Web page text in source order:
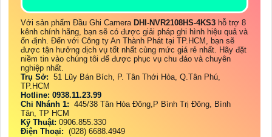
Với sản phẩm Đầu Ghi Camera DHI-NVR2108HS-4KS3 hỗ trợ 8
kênh chính hãng, bạn sẽ có được giải pháp ghi hình hiệu quả và
ổn định. Đến với Công ty An Thành Phát tại TP.HCM, bạn sẽ
được tận hưởng dịch vụ tốt nhất cùng mức giá rẻ nhất. Hãy đặt
niềm tin vào chúng tôi để được phục vụ chu đáo và chuyên
nghiệp nhất.
Trụ Sở: 51 Lũy Bán Bích, P. Tân Thới Hòa, Q.Tân Phú,
TP.HCM
Hotline: 0938.11.23.99
Chi Nhánh 1: 445/38 Tân Hòa Đông,P Bình Trị Đông, Bình
Tân, TP HCM
Kỹ Thuật: 0906.855.330
Điện Thoại: (028) 6688.4949